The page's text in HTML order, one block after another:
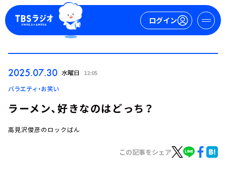
ログイン
ログイン
2025.07.30 水曜日 12:05
バラエティ・お笑い
ラーメン、好きなのはどっち？
高見沢俊彦のロックばん
この記事をシェア